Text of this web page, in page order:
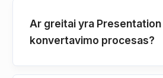
Ar greitai yra Presentation
konvertavimo procesas?